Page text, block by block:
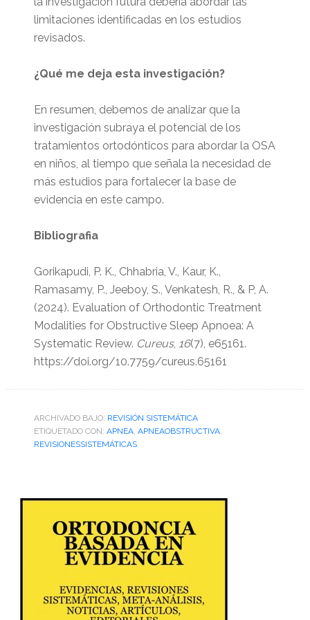
limitaciones identificadas en los estudios
revisados.
¿Qué me deja esta investigación?
En resumen, debemos de analizar que la
investigación subraya el potencial de los
tratamientos ortodónticos para abordar la OSA
en niños, al tiempo que señala la necesidad de
más estudios para fortalecer la base de
evidencia en este campo.
Bibliografia
Gorikapudi, P. K., Chhabria, V., Kaur, K.,
Ramasamy, P., Jeeboy, S., Venkatesh, R., & P, A.
(2024). Evaluation of Orthodontic Treatment
Modalities for Obstructive Sleep Apnoea: A
Systematic Review. Cureus, 16(7), e65161.
https://doi.org/10.7759/cureus.65161
ARCHIVADO BAJO: REVISIÓN SISTEMÁTICA
ETIQUETADO CON: APNEA, APNEAOBSTRUCTIVA,
REVISIONESSISTEMÁTICAS
Barra
lateral
primaria